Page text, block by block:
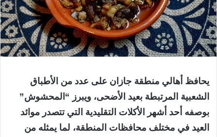
يحافظ أهالي منطقة جازان على عدد من الأطباق
الشعبية المرتبطة بعيد الأضحى، ويبرز “المحشوش”
بوصفه أحد أشهر الأكلات التقليدية التي تتصدر موائد
العيد في مختلف محافظات المنطقة، لما يمثله من